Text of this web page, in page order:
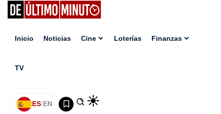
Inicio Noticias Cine Loterías Finanzas
TV
ES|EN